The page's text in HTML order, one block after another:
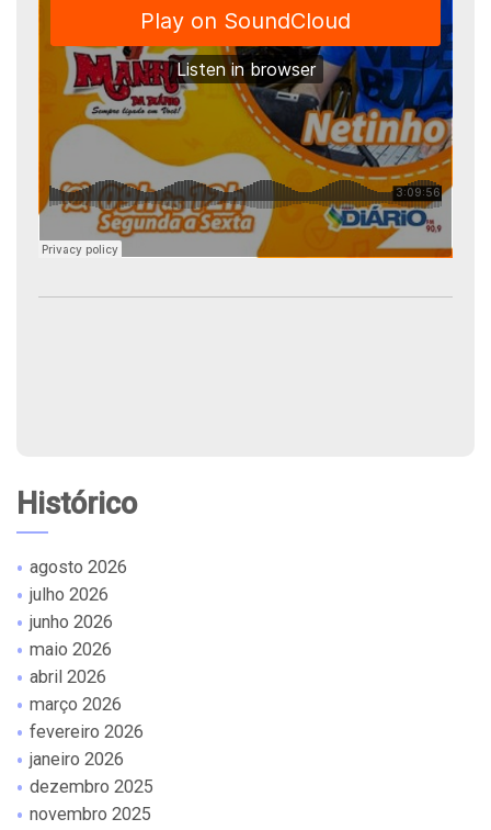
Histórico
agosto 2026
julho 2026
junho 2026
maio 2026
abril 2026
março 2026
fevereiro 2026
janeiro 2026
dezembro 2025
novembro 2025